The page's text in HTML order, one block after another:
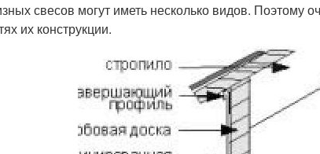
свесов могут иметь несколько видов. Поэтому
их конструкции.